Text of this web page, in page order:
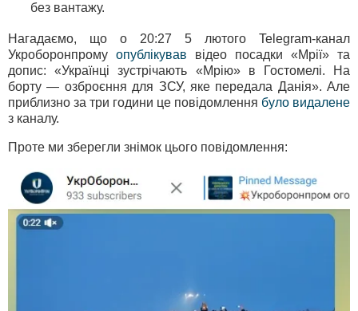
без вантажу.
Нагадаємо, що о 20:27 5 лютого Telegram-канал
Укроборонпрому опублікував відео посадки «Мрії» та
допис: «Українці зустрічають «Мрію» в Гостомелі. На
борту — озброєння для ЗСУ, яке передала Данія». Але
приблизно за три години це повідомлення було видалене
з каналу.
Проте ми зберегли знімок цього повідомлення: